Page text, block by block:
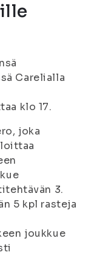
Carelialla
klo 17.
joka
3.
5 kpl rasteja
joukkue